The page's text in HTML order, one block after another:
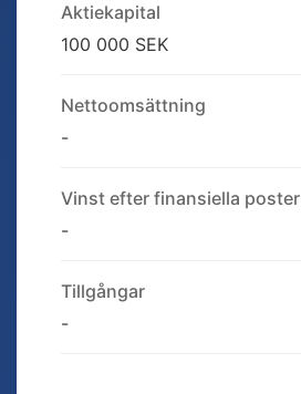
Aktiekapital
100 000 SEK
Nettoomsättning
-
Vinst efter finansiella poster
-
Tillgångar
-